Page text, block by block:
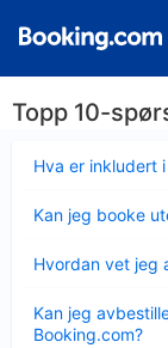
Topp 10-
Hva er inkludert
mindre
Kan jeg booke
mindre
Hvordan vet jeg
mindre
Kan jeg
Booking.com?
mindre